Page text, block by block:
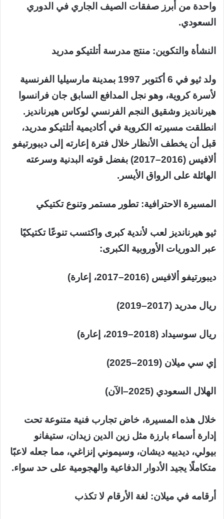
واحدة من أبرز صفقات الصيف الجاري في الدوري
السعودي.
النشأة والتكوين: منتج مدرسة أتلتيكو مدريد
ولد ثيو في 6 أكتوبر 1997 بمدينة مارسيليا الفرنسية
لأسرة كروية، وهو نجل المدافع السابق جان فرانسوا
هيرنانديز وشقيق النجم الفرنسي لوكاس هيرنانديز.
انطلقت مسيرته الكروية في أكاديمية أتلتيكو مدريد،
قبل أن يخطف الأنظار خلال فترة إعارته إلى ديبورتيفو
ألافيس (2016–2017) بفضل قوته البدنية وسرعته
الهائلة على الرواق الأيسر.
المسيرة الاحترافية: تطور مستمر وتنوع تكتيكي
ثيو هيرنانديز لعب لأندية كبرى واكتسب تنوعًا تكتيكيًا
عبر الدوريات الأوروبية الكبرى:
ديبورتيفو ألافيس (2016–2017، إعارة)
ريال مدريد (2017–2019)
ريال سوسيداد (2018–2019، إعارة)
إي سي ميلان (2019–2025)
الهلال السعودي (2025–الآن)
خلال هذه المسيرة، خاض تجارب فنية متنوعة تحت
إدارة أسماء بارزة مثل زين الدين زيدان، ستيفانو
بيولي، ديدييه ديشان، وسيموني إنزاغي، مما جعله لاعبًا
متكاملًا يجيد الأدوار الدفاعية والهجومية على حد سواء.
أرقامه في ميلان: لغة الأرقام لا تكذب